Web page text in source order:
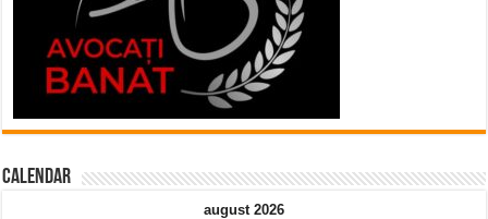
Calendar
august 2026